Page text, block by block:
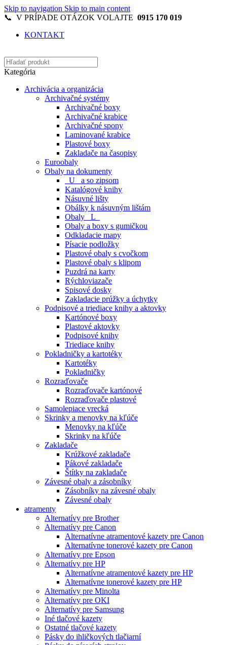
Skip to navigation Skip to main content
📞 V PRÍPADE OTÁZOK VOLAJTE 0915 170 019
KONTAKT
Kategória
Archivácia a organizácia
Archivačné systémy
Archivačné boxy
Archivačné krabice
Archivačné spony
Laminované krabice
Plastové boxy
Zakladače na časopisy
Euroobaly
Obaly na dokumenty
_U_ a so zipsom
Katalógové knihy
Násuvné lišty
Obálky k násuvným lištám
Obaly _L_
Obaly a boxy s gumičkou
Odkladacie mapy
Písacie podložky
Plastové obaly s cvočkom
Plastové obaly s klipom
Puzdrá na karty
Rýchloviazače
Spisové dosky
Zakladacie prúžky a úchytky
Podpisové a triediace knihy a aktovky
Kartónové boxy
Plastové aktovky
Podpisové knihy
Triediace knihy
Pokladničky a kartotéky
Kartotéky
Pokladničky
Rozraďovače
Rozraďovače kartónové
Rozraďovače plastové
Samolepiace vrecká
Skrinky a menovky na kľúče
Menovky na kľúče
Skrinky na kľúče
Zakladače
Krúžkové zakladače
Pákové zakladače
Štítky na zakladače
Závesné obaly a zásobníky
Zásobníky na závesné obaly
Závesné obaly
atramenty
Alternatívy pre Brother
Alternatívy pre Canon
Alternatívne atramentové kazety pre Canon
Alternatívne tonerové kazety pre Canon
Alternatívy pre Epson
Alternatívy pre HP
Alternatívne atramentové kazety pre HP
Alternatívne tonerové kazety pre HP
Alternatívy pre Minolta
Alternatívy pre OKI
Alternatívy pre Samsung
Iné tlačové kazety
Ostatné tlačové kazety
Pásky do ihličkových tlačiarní